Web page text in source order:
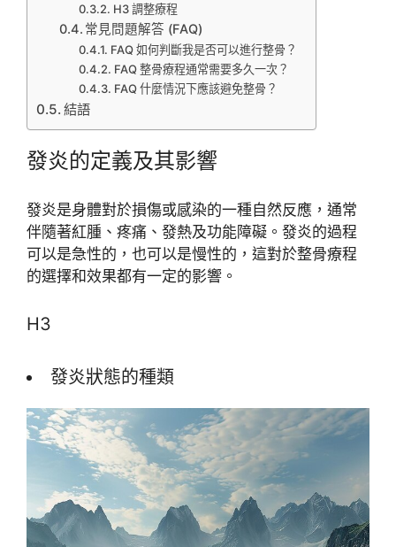
H3 調整療程
常見問題解答 (FAQ)
FAQ 如何判斷我是否可以進行整骨？
FAQ 整骨療程通常需要多久一次？
FAQ 什麼情況下應該避免整骨？
結語
發炎的定義及其影響
發炎是身體對於損傷或感染的一種自然反應，通常
伴隨著紅腫、疼痛、發熱及功能障礙。發炎的過程
可以是急性的，也可以是慢性的，這對於整骨療程
的選擇和效果都有一定的影響。
H3
發炎狀態的種類